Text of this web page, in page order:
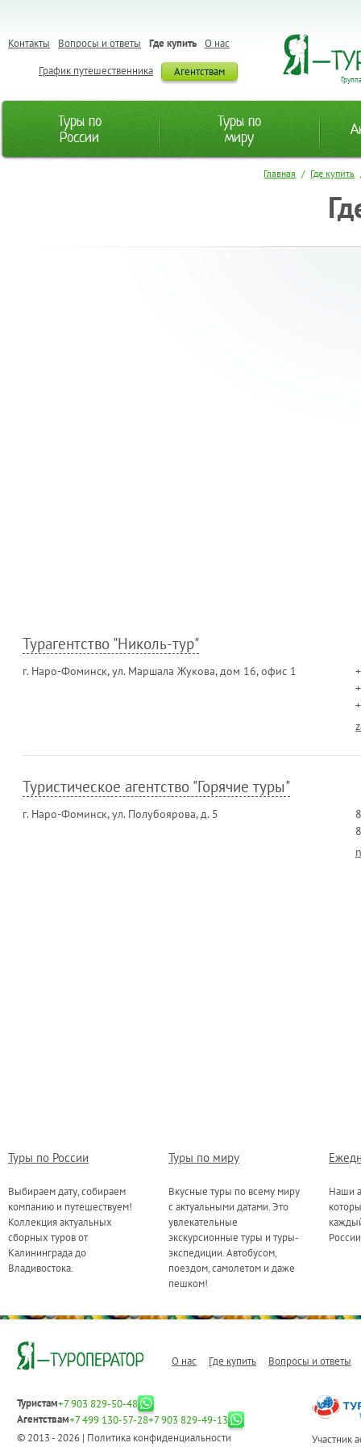
О нас
Где купить
Вопросы и ответы
Контакты
Агентствам
График путешественника
Туры по
России
Туры по
миру
Главная / Где купить
Турагентство "Николь-тур"
г. Наро-Фоминск, ул. Маршала Жукова, дом 16, офис 1
Туристическое агентство "Горячие туры"
г. Наро-Фоминск, ул. Полубоярова, д. 5
Туры по России
Выбираем дату, собираем
компанию и путешествуем!
Коллекция актуальных
сборных туров от
Калининграда до
Владивостока.
Туры по миру
Вкусные туры по всему миру
с актуальными датами. Это
увлекательные
экскурсионные туры и туры-
экспедиции. Автобусом,
поездом, самолетом и даже
пешком!
Наши
О нас Где купить Вопросы и ответы
Туристам+7 903 829-50-48
Агентствам+7 499 130-57-28+7 903 829-49-13
© 2013 - 2026 | Политика конфиденциальности Участник